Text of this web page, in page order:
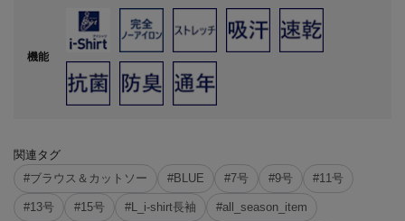
機能
関連タグ
#ブラウス＆カットソー
#BLUE #7号 #9号 #11号
#13号 #15号 #L_i-shirt長袖 #all_season_item